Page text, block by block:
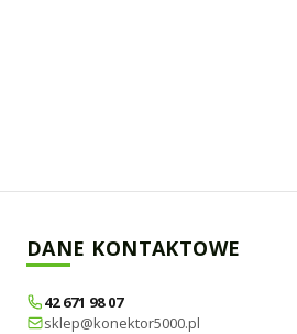
DANE KONTAKTOWE
42 671 98 07
sklep@konektor5000.pl